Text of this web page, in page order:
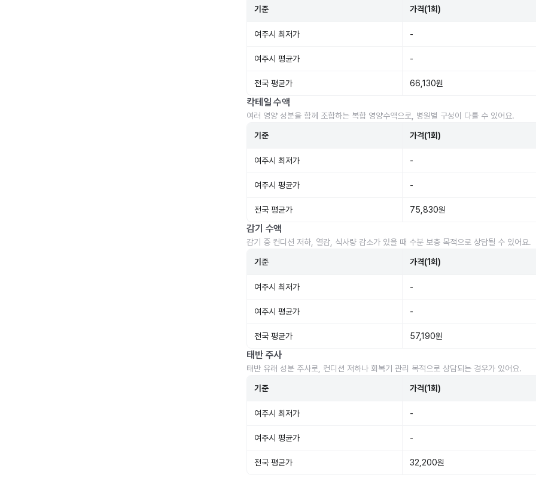
기준 가격(1회)
여주시 최저가 -
여주시 평균가 -
전국 평균가 66,130원
칵테일 수액
여러 영양 성분을 함께 조합하는 복합 영양수액으로, 병원별 구성이 다를 수 있어요.
기준 가격(1회)
여주시 최저가 -
여주시 평균가 -
전국 평균가 75,830원
감기 수액
감기 중 컨디션 저하, 열감, 식사량 감소가 있을 때 수분 보충 목적으로 상담될 수 있어요.
기준 가격(1회)
여주시 최저가 -
여주시 평균가 -
전국 평균가 57,190원
태반 주사
태반 유래 성분 주사로, 컨디션 저하나 회복기 관리 목적으로 상담되는 경우가 있어요.
기준 가격(1회)
여주시 최저가 -
여주시 평균가 -
전국 평균가 32,200원